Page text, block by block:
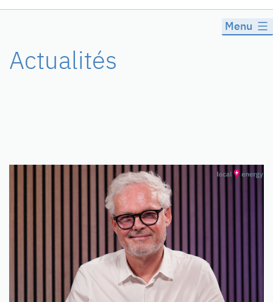
Menu
Actualités